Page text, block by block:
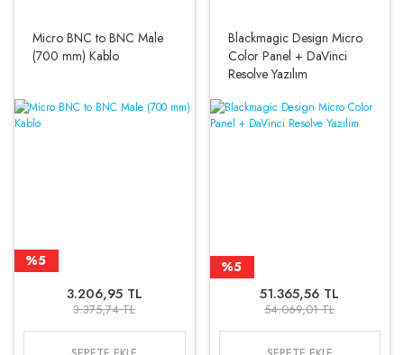
Micro BNC to BNC Male
(700 mm) Kablo
%5
3.206,95 TL
3.375,74 TL
Blackmagic Design Micro
Color Panel + DaVinci
Resolve Yazılım
%5
51.365,56 TL
54.069,01 TL